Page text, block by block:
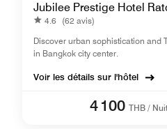
Jubilee Prestige Hotel
4.6 (62 avis)
Discover urban sophistication and
in Bangkok city center.
Voir les détails sur l'hôtel
4 100 THB /